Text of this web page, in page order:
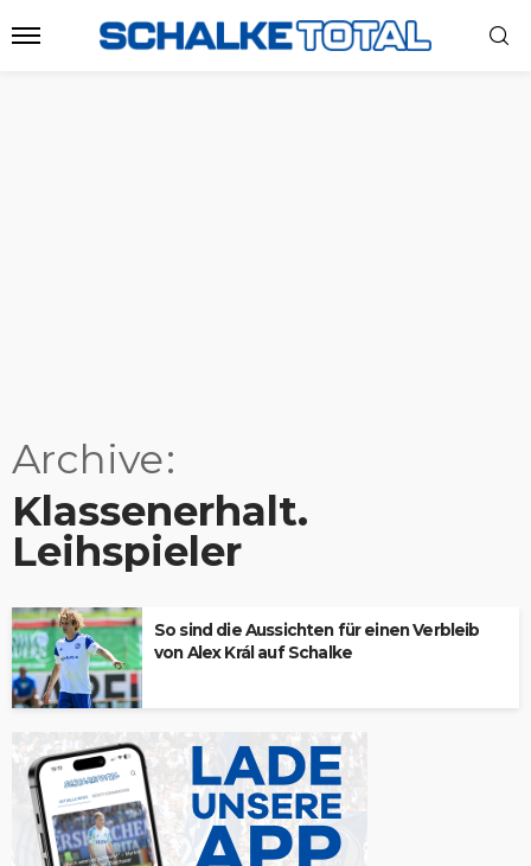
Archive
Klassenerhalt.
Leihspieler
So sind die Aussichten für einen Verbleib
von Alex Král auf Schalke